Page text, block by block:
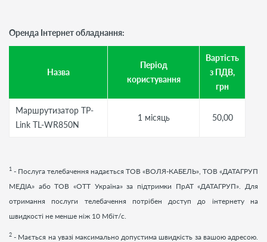
Оренда Інтернет обладнання:
Назва
Період
користування
Вартість
з ПДВ,
грн
Маршрутизатор TP-
Link TL-WR850N
1 місяць 50,00
1 - Послуга телебачення надається ТОВ «ВОЛЯ-КАБЕЛЬ», ТОВ «ДАТАГРУП
МЕДІА» або ТОВ «ОТТ Україна» за підтримки ПрАТ «ДАТАГРУП». Для
отримання послуги телебачення потрібен доступ до інтернету на
швидкості не менше ніж 10 Мбіт/с.
2 - Мається на увазі максимально допустима швидкість за вашою адресою.